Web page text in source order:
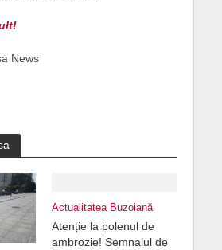
News
Actualitatea Buzoiană
Atenție la polenul de
ambrozie! Semnalul de